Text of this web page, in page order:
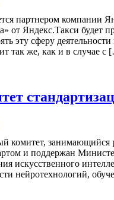
партнером компании
от Яндекс.Такси
эту сферу
так же, как и в случае с
комитет,
и поддержан
искусственного
нейротехнологий,